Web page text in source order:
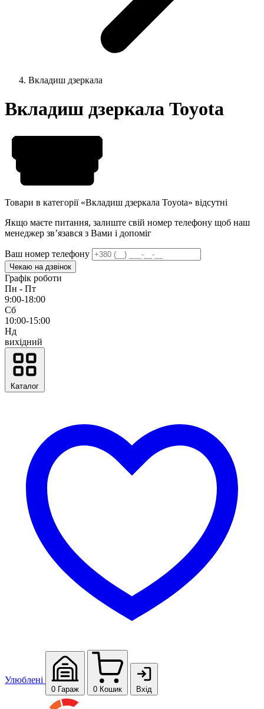
Вкладиш дзеркала
Вкладиш дзеркала Toyota
Товари в категорії «Вкладиш дзеркала Toyota» відсутні
Якщо маєте питання, залиште свій номер телефону щоб наш
менеджер звʼязався з Вами і допоміг
Ваш номер телефону
Чекаю на дзвінок
Графік роботи
Пн - Пт
9:00-18:00
Сб
10:00-15:00
Нд
вихідний
Каталог
Улюблені
0 Гараж 0 Кошик Вхід